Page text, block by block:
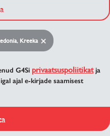
Kreeka
G4Si privaatsuspoliitikatja
ajal e-kirjade saamisest